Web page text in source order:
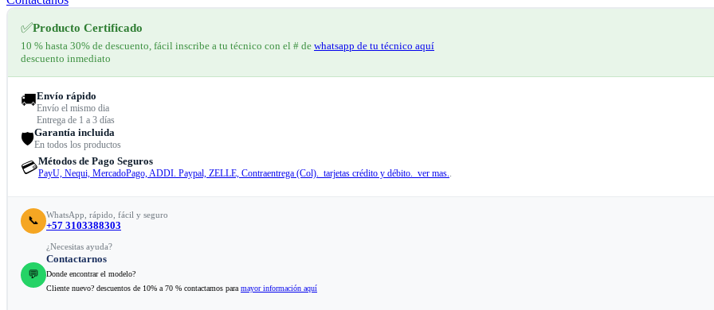
✅Producto Certificado
10 % hasta 30% de descuento, fácil inscribe a tu técnico con el # de whatsapp de tu técnico aquí
descuento inmediato
🚚Envío rápido
Envío el mismo dia
Entrega de 1 a 3 días
🛡️Garantía incluida
En todos los productos
💳Métodos de Pago Seguros
PayU, Nequi, MercadoPago, ADDI. Paypal, ZELLE, Contraentrega (Col). tarjetas crédito y débito. ver mas..
📞 WhatsApp, rápido, fácil y seguro
+57 3103388303
💬
¿Necesitas ayuda?
Contactarnos
Donde encontrar el modelo?
Cliente nuevo? descuentos de 10% a 70 % contactamos para mayor información aquí